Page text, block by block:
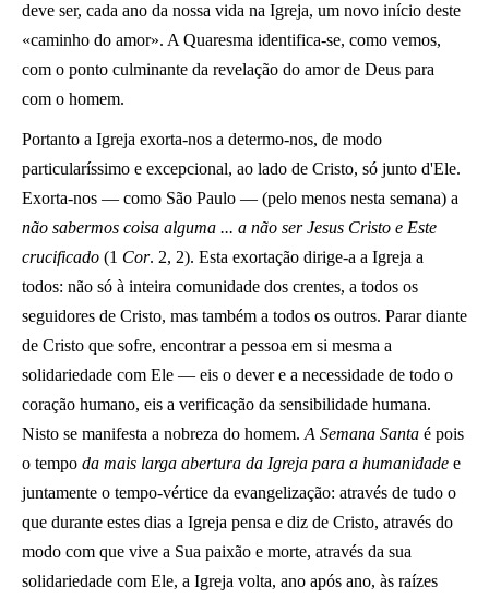
deve ser, cada ano da nossa vida na Igreja, um novo início deste
«caminho do amor». A Quaresma identifica-se, como vemos,
com o ponto culminante da revelação do amor de Deus para
com o homem.
Portanto a Igreja exorta-nos a determo-nos, de modo
particularíssimo e excepcional, ao lado de Cristo, só junto d'Ele.
Exorta-nos — como São Paulo — (pelo menos nesta semana) a
não sabermos coisa alguma ... a não ser Jesus Cristo e Este
crucificado (1 Cor. 2, 2). Esta exortação dirige-a a Igreja a
todos: não só à inteira comunidade dos crentes, a todos os
seguidores de Cristo, mas também a todos os outros. Parar diante
de Cristo que sofre, encontrar a pessoa em si mesma a
solidariedade com Ele — eis o dever e a necessidade de todo o
coração humano, eis a verificação da sensibilidade humana.
Nisto se manifesta a nobreza do homem. A Semana Santa é pois
o tempo da mais larga abertura da Igreja para a humanidade e
juntamente o tempo-vértice da evangelização: através de tudo o
que durante estes dias a Igreja pensa e diz de Cristo, através do
modo com que vive a Sua paixão e morte, através da sua
solidariedade com Ele, a Igreja volta, ano após ano, às raízes